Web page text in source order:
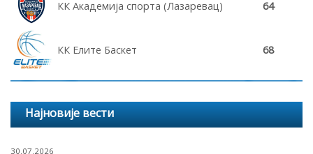
КК Академија спорта (Лазаревац) 64
КК Елите Баскет 68
Најновије вести
30.07.2026